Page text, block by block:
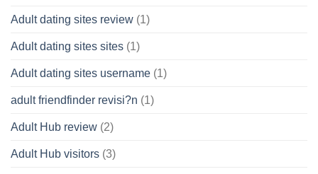
Adult dating sites review (1)
Adult dating sites sites (1)
Adult dating sites username (1)
adult friendfinder revisi?n (1)
Adult Hub review (2)
Adult Hub visitors (3)